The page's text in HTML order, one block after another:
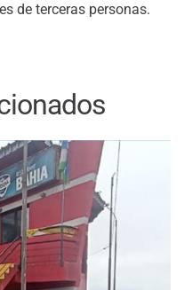
de terceras personas.